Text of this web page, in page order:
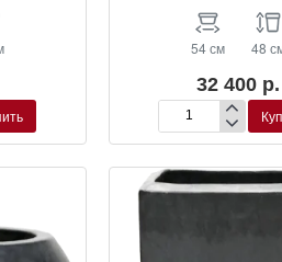
54 см 48
32 400 р.
Кашпо
Plain
Couple
De